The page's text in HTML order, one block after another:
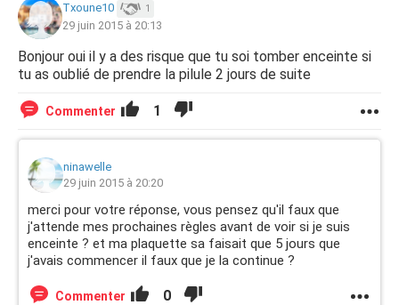
Txoune10 1
29 juin 2015 à 20:13
Bonjour oui il y a des risque que tu soi tomber enceinte si
tu as oublié de prendre la pilule 2 jours de suite
Commenter 1
ninawelle
29 juin 2015 à 20:20
merci pour votre réponse, vous pensez qu'il faux que
j'attende mes prochaines règles avant de voir si je suis
enceinte ? et ma plaquette sa faisait que 5 jours que
j'avais commencer il faux que je la continue ?
Commenter 0